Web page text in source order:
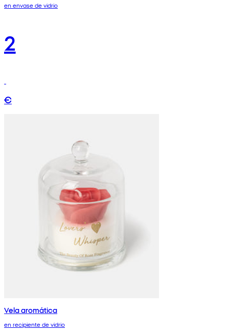
en envase de vidrio
2
€
Vela aromática
en recipiente de vidrio